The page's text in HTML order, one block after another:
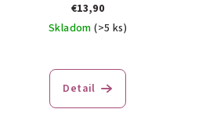
€13,90
Skladom(>5 ks)
hodnotenie
produktu
Detail